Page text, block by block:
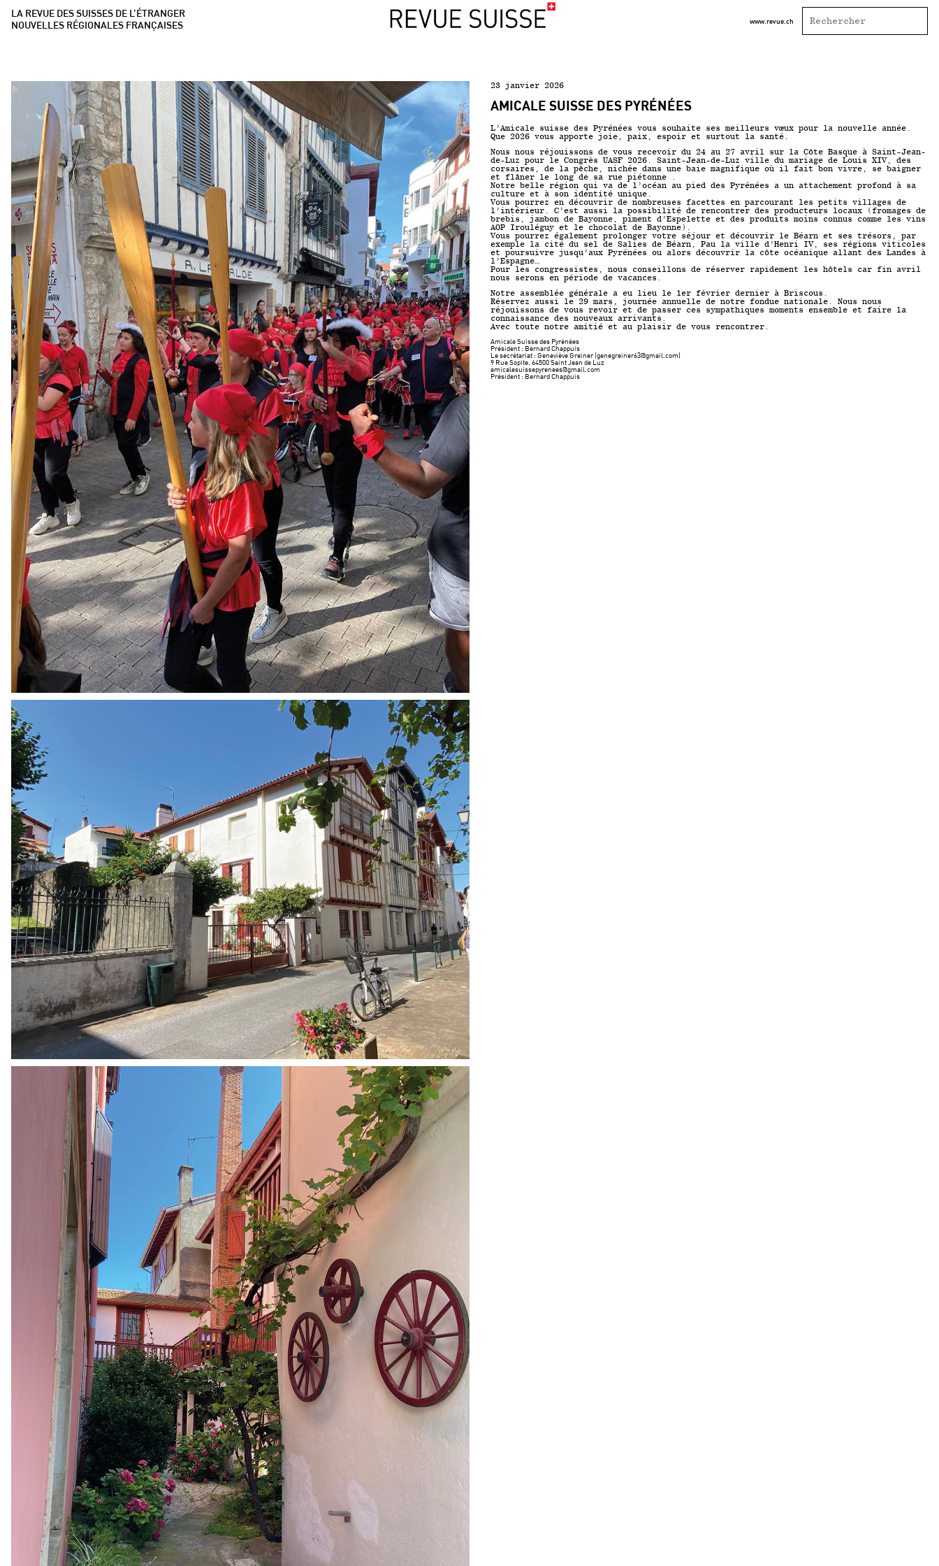
LA REVUE DES SUISSES DE L’ÉTRANGER
NOUVELLES RÉGIONALES FRANÇAISES
www.revue.ch
23 janvier 2026
AMICALE SUISSE DES PYRÉNÉES
L’Amicale suisse des Pyrénées vous souhaite ses meilleurs vœux pour la nouvelle année.
Que 2026 vous apporte joie, paix, espoir et surtout la santé.
Nous nous réjouissons de vous recevoir du 24 au 27 avril sur la Côte Basque à Saint-Jean-
de-Luz pour le Congrès UASF 2026. Saint-Jean-de-Luz ville du mariage de Louis XIV, des
corsaires, de la pêche, nichée dans une baie magnifique où il fait bon vivre, se baigner
et flâner le long de sa rue piétonne .
Notre belle région qui va de l’océan au pied des Pyrénées a un attachement profond à sa
culture et à son identité unique.
Vous pourrez en découvrir de nombreuses facettes en parcourant les petits villages de
l’intérieur. C’est aussi la possibilité de rencontrer des producteurs locaux (fromages de
brebis, jambon de Bayonne, piment d’Espelette et des produits moins connus comme les vins
AOP Irouléguy et le chocolat de Bayonne).
Vous pourrez également prolonger votre séjour et découvrir le Béarn et ses trésors, par
exemple la cité du sel de Salies de Béarn, Pau la ville d’Henri IV, ses régions viticoles
et poursuivre jusqu’aux Pyrénées ou alors découvrir la côte océanique allant des Landes à
l’Espagne…
Pour les congressistes, nous conseillons de réserver rapidement les hôtels car fin avril
nous serons en période de vacances.
Notre assemblée générale a eu lieu le 1er février dernier à Briscous.
Réservez aussi le 29 mars, journée annuelle de notre fondue nationale. Nous nous
réjouissons de vous revoir et de passer ces sympathiques moments ensemble et faire la
connaissance des nouveaux arrivants.
Avec toute notre amitié et au plaisir de vous rencontrer.
Amicale Suisse des Pyrénées
Président : Bernard Chappuis
Le secrétariat : Geneviève Greiner (genegreiner63@gmail.com)
9 Rue Sopite. 64500 Saint Jean de Luz
amicalesuissepyrenees@gmail.com
Président : Bernard Chappuis